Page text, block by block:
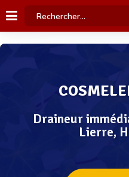
Draineur
Lierre,